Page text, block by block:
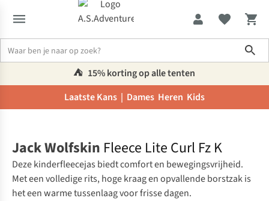
⛺️ 15% korting op alle tenten
Laatste Kans | Dames Heren Kids
Jack Wolfskin Fleece Lite Curl Fz K
Deze kinderfleecejas biedt comfort en bewegingsvrijheid.
Met een volledige rits, hoge kraag en opvallende borstzak is
het een warme tussenlaag voor frisse dagen.